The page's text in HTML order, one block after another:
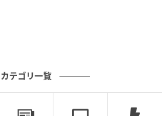
元記事で読む
カテゴリ一覧